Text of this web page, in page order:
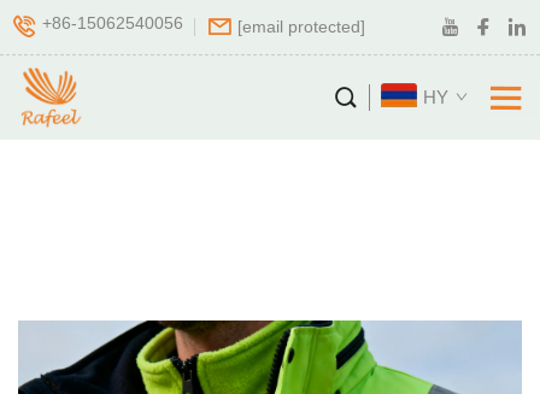
+86-15062540056 [email protected]
HY